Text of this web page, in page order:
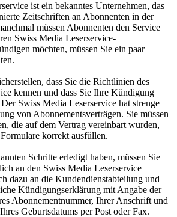
ist ein bekanntes Unternehmen, das
Zeitschriften an Abonnenten in der
müssen Abonnenten den Service
Swiss Media Leserservice-
möchten, müssen Sie ein paar
dass Sie die Richtlinien des
kennen und dass Sie Ihre Kündigung
Swiss Media Leserservice hat strenge
von Abonnementsverträgen. Sie müssen
die auf dem Vertrag vereinbart wurden,
korrekt ausfüllen.
Schritte erledigt haben, müssen Sie
an den Swiss Media Leserservice
dazu an die Kundendienstabteilung und
Kündigungserklärung mit Angabe der
Abonnementnummer, Ihrer Anschrift und
Geburtsdatums per Post oder Fax.